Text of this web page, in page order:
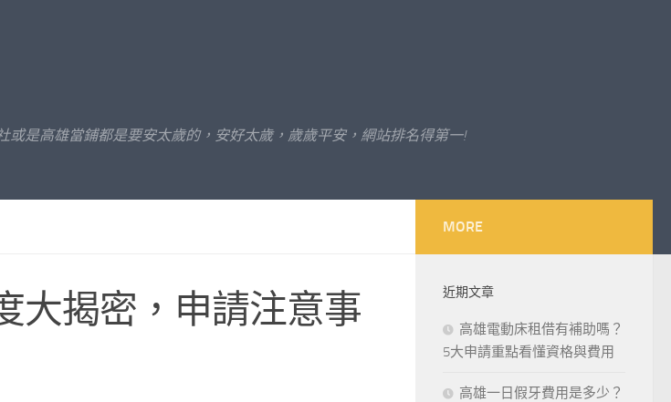
是高雄當鋪都是要安太歲的，安好太歲，歲歲平安，網站排名得第一!
大揭密，申請注意事
MORE
近期文章
高雄電動床租借有補助嗎？
5大申請重點看懂資格與費用
高雄一日假牙費用是多少？